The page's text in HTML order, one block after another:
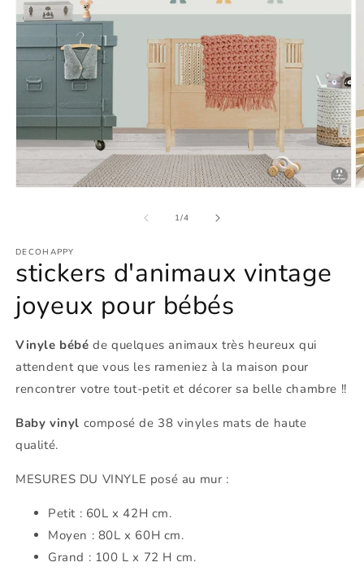
une
fenêtre
modale
1/de
4
DECOHAPPY
stickers d'animaux vintage
joyeux pour bébés
Vinyle bébé de quelques animaux très heureux qui
attendent que vous les rameniez à la maison pour
rencontrer votre tout-petit et décorer sa belle chambre !!
Baby vinyl composé de 38 vinyles mats de haute
qualité.
MESURES DU VINYLE posé au mur :
Petit : 60L x 42H cm.
Moyen : 80L x 60H cm.
Grand : 100 L x 72 H cm.